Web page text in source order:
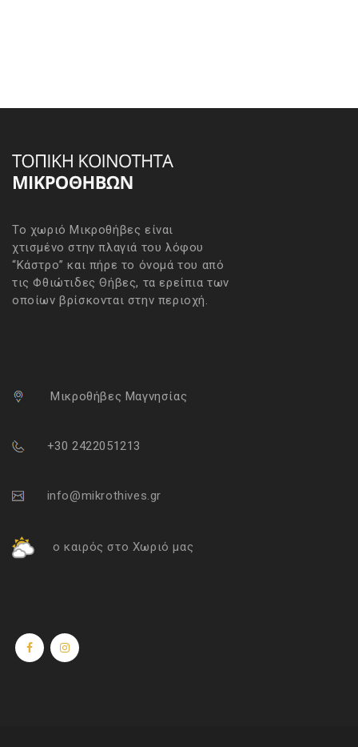
Το χωριό Μικροθήβες είναι
χτισμένο στην πλαγιά του λόφου
“Κάστρο” και πήρε το όνομά του από
τις Φθιώτιδες Θήβες, τα ερείπια των
οποίων βρίσκονται στην περιοχή.
Μικροθήβες Μαγνησίας
+30 2422051213
info@mikrothives.gr
ο καιρός στο Χωριό μας